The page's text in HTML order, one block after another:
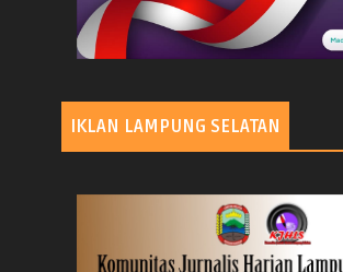
IKLAN LAMPUNG SELATAN